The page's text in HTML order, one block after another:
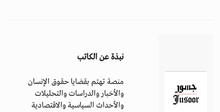
نبذة عن الكاتب
منصة تهتم بقضايا حقوق الإنسان
والأخبار والدراسات والتحليلات
والأحداث السياسية والاقتصادية